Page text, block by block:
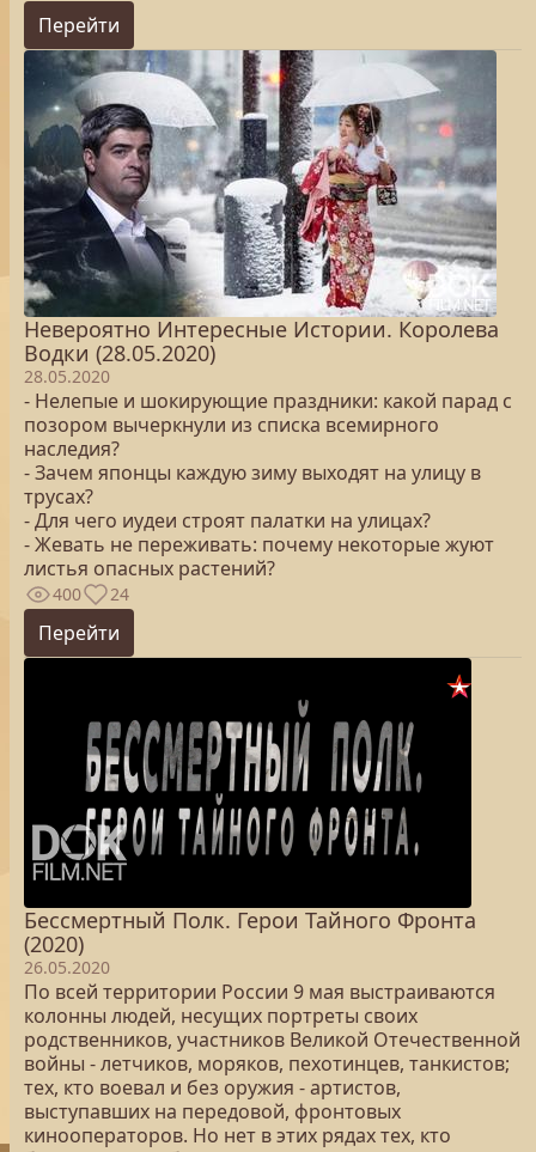
Перейти
Невероятно Интересные Истории. Королева
Водки (28.05.2020)
28.05.2020
- Нелепые и шокирующие праздники: какой парад с
позором вычеркнули из списка всемирного
наследия?
- Зачем японцы каждую зиму выходят на улицу в
трусах?
- Для чего иудеи строят палатки на улицах?
- Жевать не переживать: почему некоторые жуют
листья опасных растений?
400 24
Перейти
Бессмертный Полк. Герои Тайного Фронта
(2020)
26.05.2020
По всей территории России 9 мая выстраиваются
колонны людей, несущих портреты своих
родственников, участников Великой Отечественной
войны - летчиков, моряков, пехотинцев, танкистов;
тех, кто воевал и без оружия - артистов,
выступавших на передовой, фронтовых
кинооператоров. Но нет в этих рядах тех, кто